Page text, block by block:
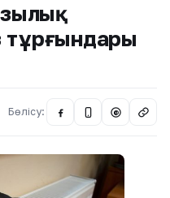
тұрғындары
Бөлісу: @